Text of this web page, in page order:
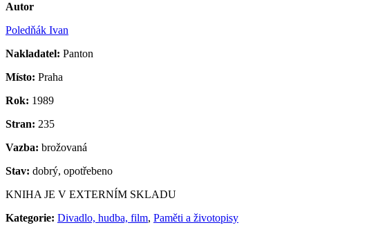
Autor
Poledňák Ivan
Nakladatel: Panton
Místo: Praha
Rok: 1989
Stran: 235
Vazba: brožovaná
Stav: dobrý, opotřebeno
KNIHA JE V EXTERNÍM SKLADU
Kategorie: Divadlo, hudba, film, Paměti a životopisy